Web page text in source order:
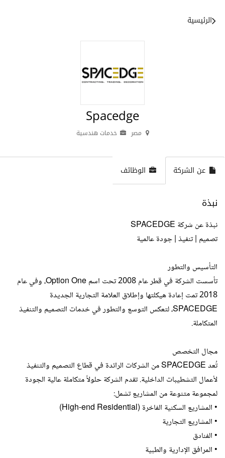
الرئيسية
Spacedge
مصر خدمات هندسية
عن الشركة الوظائف
نبذة
نبذة عن شركة SPACEDGE
تصميم | تنفيذ | جودة عالمية
التأسيس والتطور
تأسست الشركة في قطر عام 2008 تحت اسم Option One، وفي عام
2018 تمت إعادة هيكلتها وإطلاق العلامة التجارية الجديدة
SPACEDGE، لتعكس التوسع والتطور في خدمات التصميم والتنفيذ
المتكاملة.
مجال التخصص
تُعد SPACEDGE من الشركات الرائدة في قطاع التصميم والتنفيذ
لأعمال التشطيبات الداخلية. تقدم الشركة حلولاً متكاملة عالية الجودة
لمجموعة متنوعة من المشاريع تشمل:
• المشاريع السكنية الفاخرة (High-end Residential)
• المشاريع التجارية
• الفنادق
• المرافق الإدارية والطبية